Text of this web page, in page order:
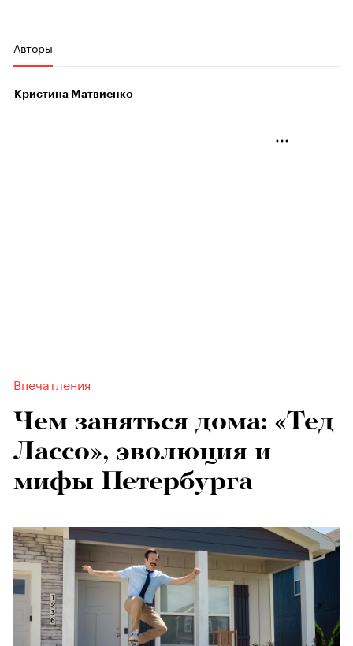
Авторы
Кристина Матвиенко
Впечатления
Чем заняться дома: «Тед
Лассо», эволюция и
мифы Петербурга